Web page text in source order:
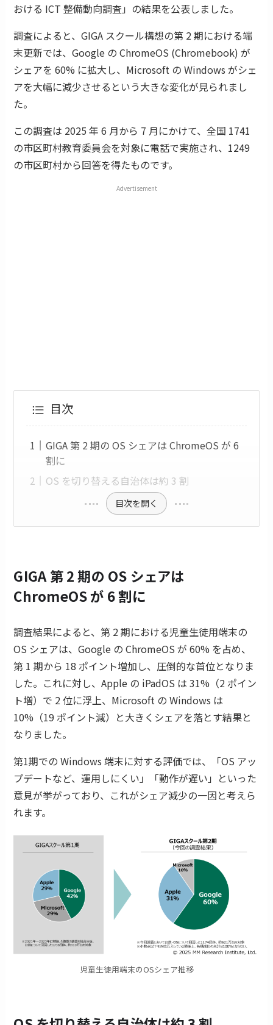
おける ICT 整備動向調査」の結果を公表しました。
調査によると、GIGA スクール構想の第 2 期における端
末更新では、Google の ChromeOS (Chromebook) が
シェアを 60% に拡大し、Microsoft の Windows がシェ
アを大幅に減少させるという大きな変化が見られまし
た。
この調査は 2025 年 6 月から 7 月にかけて、全国 1741
の市区町村教育委員会を対象に電話で実施され、1249
の市区町村から回答を得たものです。
Advertisement
目次
GIGA 第 2 期の OS シェアは ChromeOS が 6
割に
OS を切り替える自治体は約 3 割
目次を開く
GIGA 第 2 期の OS シェアは
ChromeOS が 6 割に
調査結果によると、第 2 期における児童生徒用端末の
OS シェアは、Google の ChromeOS が 60% を占め、
第 1 期から 18 ポイント増加し、圧倒的な首位となりま
した。これに対し、Apple の iPadOS は 31%（2 ポイン
ト増）で 2 位に浮上、Microsoft の Windows は
10%（19 ポイント減）と大きくシェアを落とす結果と
なりました。
第1期での Windows 端末に対する評価では、「OS アッ
プデートなど、運用しにくい」「動作が遅い」といった
意見が挙がっており、これがシェア減少の一因と考えら
れます。
児童生徒用端末のOSシェア推移